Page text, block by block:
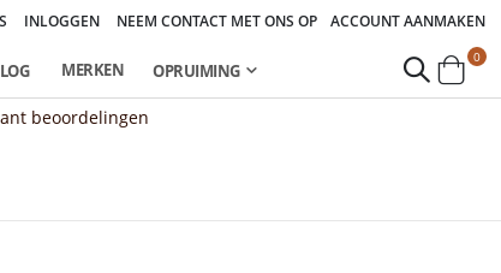
INLOGGEN NEEM CONTACT MET ONS OP ACCOUNT AANMAKEN
OPRUIMING
MERKEN Cart
0
beoordelingen